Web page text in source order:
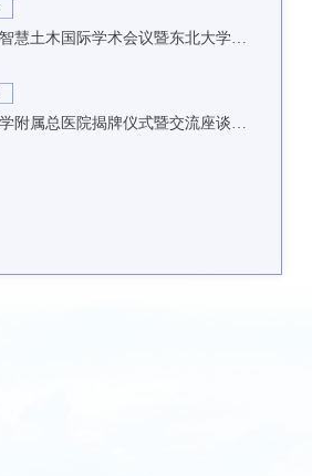
东北大学附属总医院揭牌仪式暨交流座谈会举行